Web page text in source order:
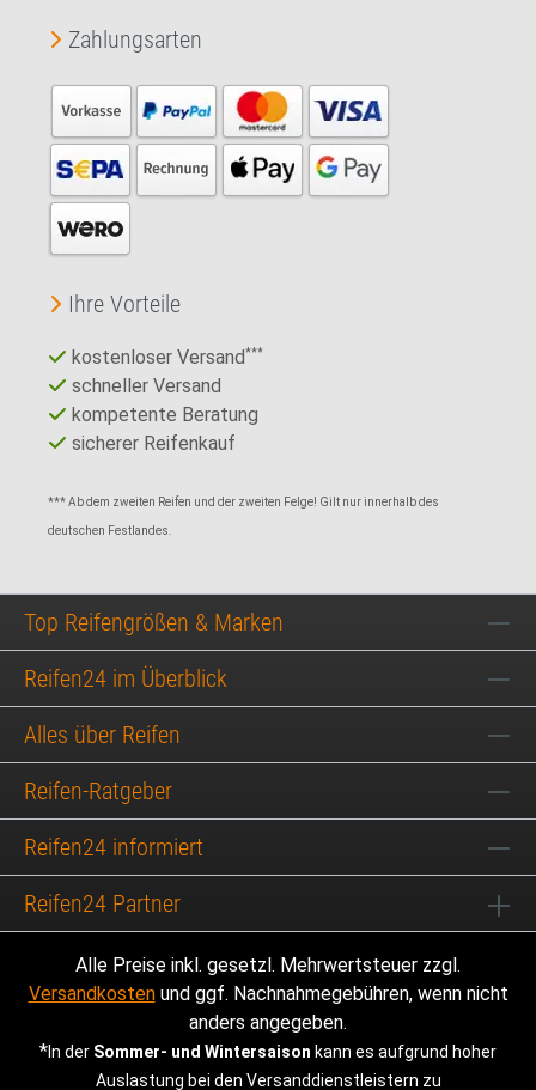
Zahlungsarten
Ihre Vorteile
kostenloser Versand***
schneller Versand
kompetente Beratung
sicherer Reifenkauf
*** Ab dem zweiten Reifen und der zweiten Felge! Gilt nur innerhalb des
deutschen Festlandes.
Top Reifengrößen & Marken
Reifen24 im Überblick
Alles über Reifen
Reifen-Ratgeber
Reifen24 informiert
Reifen24 Partner
Alle Preise inkl. gesetzl. Mehrwertsteuer zzgl.
Versandkostenund ggf. Nachnahmegebühren, wenn nicht
anders angegeben.
*In der Sommer- und Wintersaison kann es aufgrund hoher
Auslastung bei den Versanddienstleistern zu